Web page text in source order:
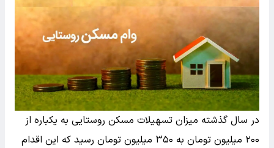
در سال گذشته میزان تسهیلات مسکن روستایی به یکباره از
۲۰۰ میلیون تومان به ۳۵۰ میلیون تومان رسید که این اقدام